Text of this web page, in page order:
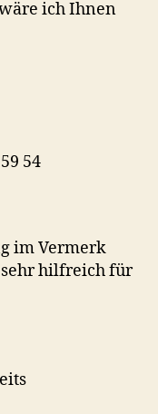
ich Ihnen
54
im Vermerk
sehr hilfreich für